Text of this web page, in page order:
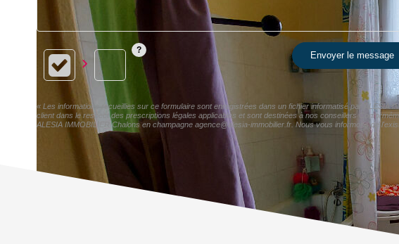
Envoyer le message
« Les informations recueillies sur ce formulaire sont enregistrées dans un fichier informatisé par
client dans le respect des prescriptions légales applicables et sont destinées à nos conseillers
ALESIA IMMOBILIER Chalons en champagne agence@alesia-immobilier.fr. Nous vous informons de